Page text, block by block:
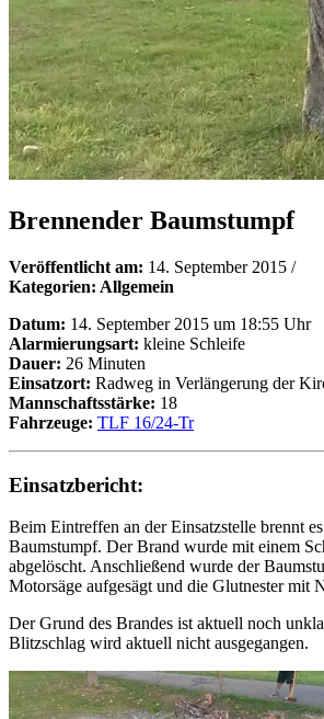
Brennender Baumstumpf
Veröffentlicht am: 14. September 2015 /
Kategorien: Allgemein
Datum: 14. September 2015 um 18:55 Uhr
Alarmierungsart: kleine Schleife
Dauer: 26 Minuten
Einsatzort: Radweg in Verlängerung der
Mannschaftsstärke: 18
Fahrzeuge: TLF 16/24-Tr
Einsatzbericht:
Beim Eintreffen an der Einsatzstelle brennt
Baumstumpf. Der Brand wurde mit einem
abgelöscht. Anschließend wurde der
Motorsäge aufgesägt und die Glutnester mit
Der Grund des Brandes ist aktuell noch
Blitzschlag wird aktuell nicht ausgegangen.